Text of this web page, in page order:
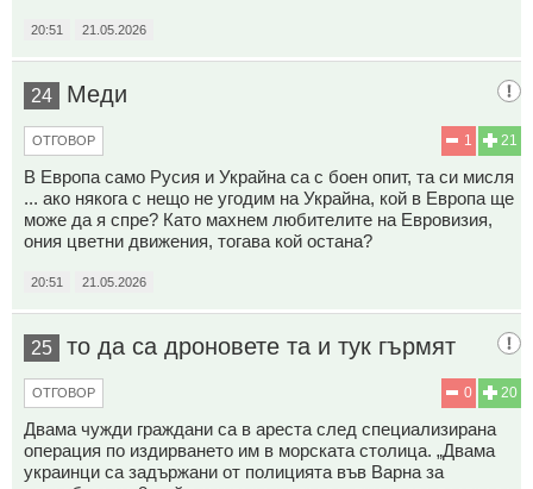
20:51 21.05.2026
24 Меди
21
1
ОТГОВОР
В Европа само Русия и Украйна са с боен опит, та си мисля
... ако някога с нещо не угодим на Украйна, кой в Европа ще
може да я спре? Като махнем любителите на Евровизия,
ония цветни движения, тогава кой остана?
20:51 21.05.2026
25 то да са дроновете та и тук гърмят
20
0
ОТГОВОР
Двама чужди граждани са в ареста след специализирана
операция по издирването им в морската столица. „Двама
украинци са задържани от полицията във Варна за